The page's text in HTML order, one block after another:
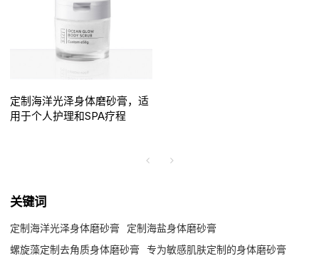
定制海洋光泽身体磨砂膏，适
用于个人护理和SPA疗程
关键词
定制海洋光泽身体磨砂膏
定制海盐身体磨砂膏
螺旋藻定制去角质身体磨砂膏
专为敏感肌肤定制的身体磨砂膏